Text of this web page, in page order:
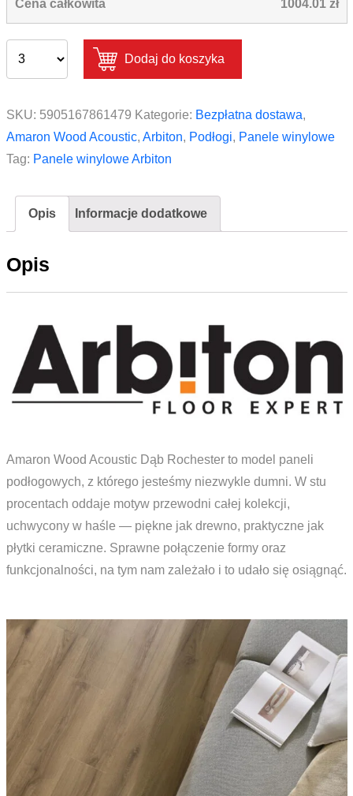
Cena całkowita 1004.01 zł
Dodaj do koszyka
SKU: 5905167861479 Kategorie: Bezpłatna dostawa,
Amaron Wood Acoustic, Arbiton, Podłogi, Panele winylowe
Tag: Panele winylowe Arbiton
Opis Informacje dodatkowe
Opis
Amaron Wood Acoustic Dąb Rochester to model paneli
podłogowych, z którego jesteśmy niezwykle dumni. W stu
procentach oddaje motyw przewodni całej kolekcji,
uchwycony w haśle — piękne jak drewno, praktyczne jak
płytki ceramiczne. Sprawne połączenie formy oraz
funkcjonalności, na tym nam zależało i to udało się osiągnąć.